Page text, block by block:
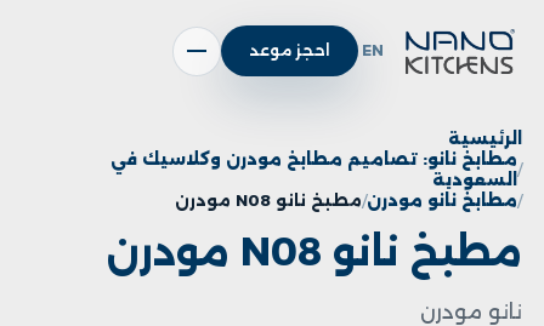
EN احجز موعد
الرئيسية
مطابخ نانو: تصاميم مطابخ مودرن وكلاسيك في
السعودية
مطابخ نانو مودرن مطبخ نانو N08 مودرن
مطبخ نانو N08 مودرن
نانو مودرن